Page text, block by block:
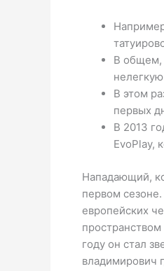
В общем,
В этом
первых
В 2013
EvoPlay,
Нападающий,
первом
европейских
году он стал
владимирович